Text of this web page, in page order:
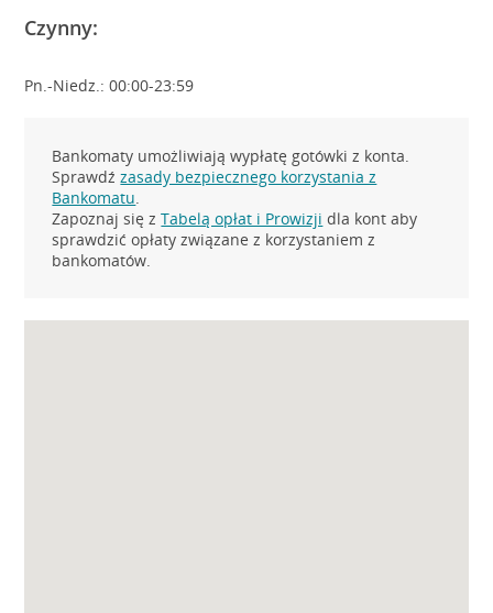
Czynny:
Pn.-Niedz.: 00:00-23:59
Bankomaty umożliwiają wypłatę gotówki z konta.
Sprawdźzasady bezpiecznego korzystania z
Bankomatu.
Zapoznaj się zTabelą opłat i Prowizji dla kont aby
sprawdzić opłaty związane z korzystaniem z
bankomatów.